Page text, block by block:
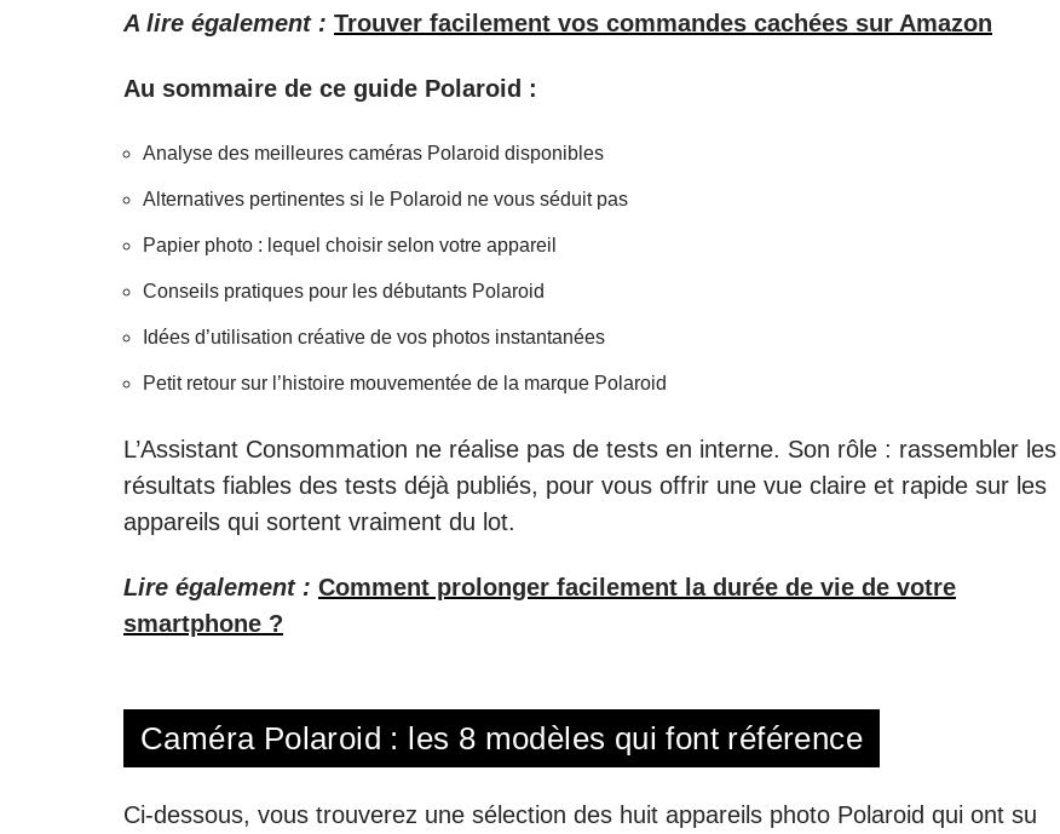
A lire également : Trouver facilement vos commandes cachées sur Amazon
Au sommaire de ce guide Polaroid :
Analyse des meilleures caméras Polaroid disponibles
Alternatives pertinentes si le Polaroid ne vous séduit pas
Papier photo : lequel choisir selon votre appareil
Conseils pratiques pour les débutants Polaroid
Idées d’utilisation créative de vos photos instantanées
Petit retour sur l’histoire mouvementée de la marque Polaroid
L’Assistant Consommation ne réalise pas de tests en interne. Son rôle : rassembler les
résultats fiables des tests déjà publiés, pour vous offrir une vue claire et rapide sur les
appareils qui sortent vraiment du lot.
Lire également : Comment prolonger facilement la durée de vie de votre
smartphone ?
Caméra Polaroid : les 8 modèles qui font référence
Ci-dessous, vous trouverez une sélection des huit appareils photo Polaroid qui ont su